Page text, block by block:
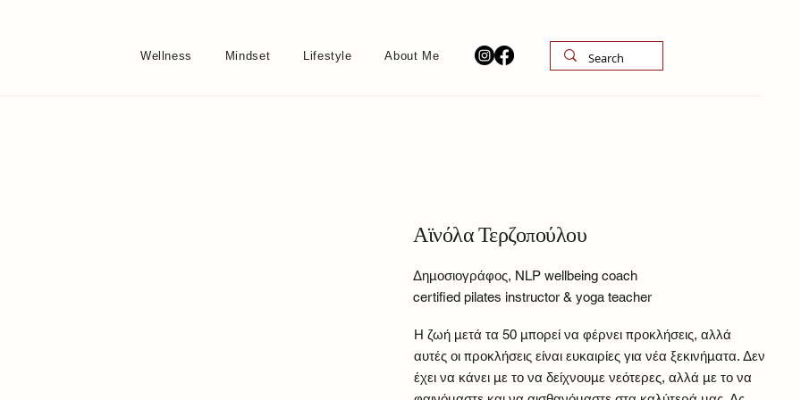
Wellness Mindset Lifestyle About Me
Αϊνόλα Τερζοπούλου
Δημοσιογράφος, NLP wellbeing coach
certified pilates instructor & yoga teacher
Η ζωή μετά τα 50 μπορεί να φέρνει προκλήσεις, αλλά
αυτές οι προκλήσεις είναι ευκαιρίες για νέα ξεκινήματα. Δεν
έχει να κάνει με το να δείχνουμε νεότερες, αλλά με το να